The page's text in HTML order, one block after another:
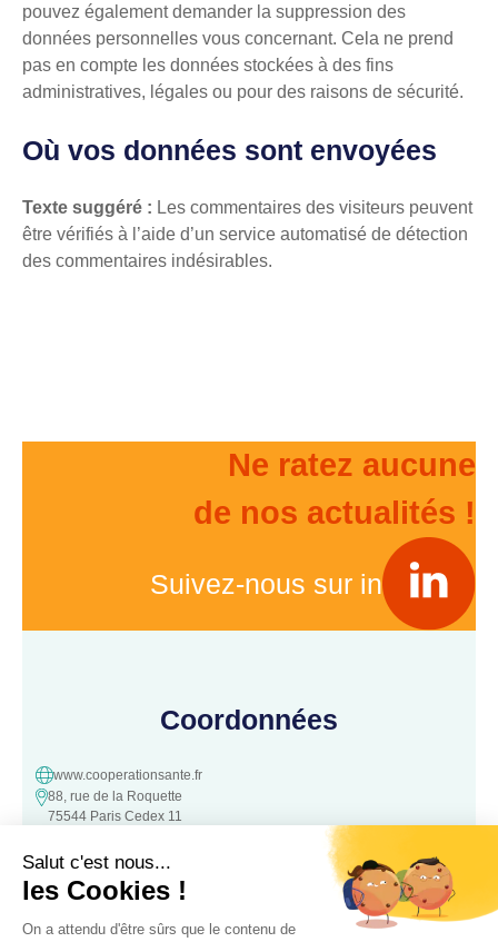
pouvez également demander la suppression des
données personnelles vous concernant. Cela ne prend
pas en compte les données stockées à des fins
administratives, légales ou pour des raisons de sécurité.
Où vos données sont envoyées
Texte suggéré : Les commentaires des visiteurs peuvent
être vérifiés à l’aide d’un service automatisé de détection
des commentaires indésirables.
Ne ratez aucune
de nos actualités !
Suivez-nous sur in
Coordonnées
www.cooperationsante.fr
88, rue de la Roquette
75544 Paris Cedex 11
Contact